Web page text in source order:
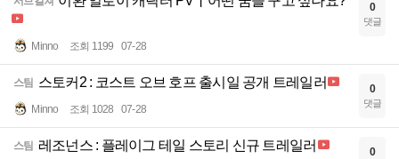
Minno 조회 1199 07-28
0
댓글
스팀 스토커2 : 코스트 오브 호프 출시일 공개 트레일러
Minno 조회 1028 07-28
0
댓글
스팀 레조넌스 : 플레이그 테일 스토리 신규 트레일러 0